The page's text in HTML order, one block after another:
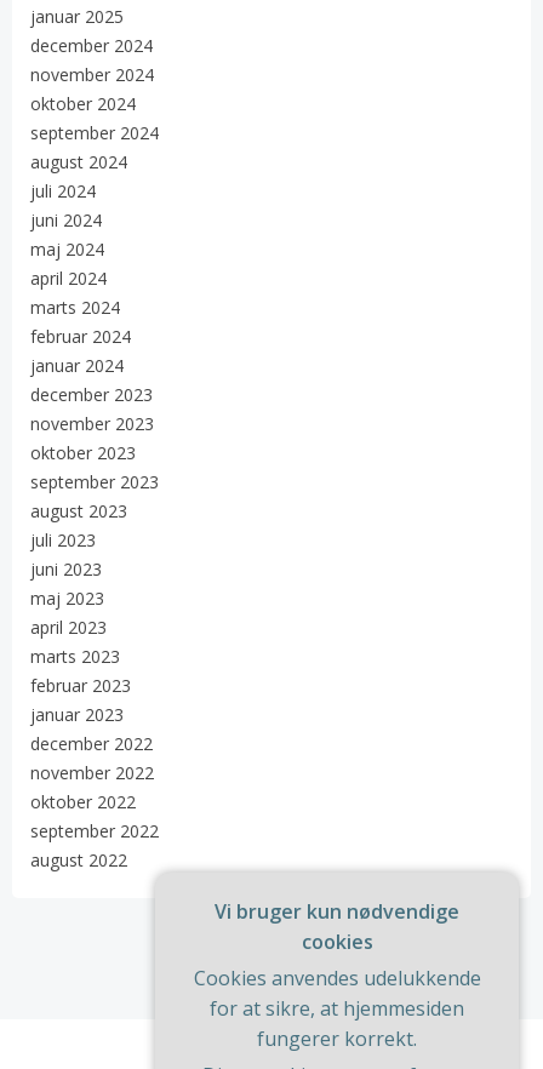
januar 2025
december 2024
november 2024
oktober 2024
september 2024
august 2024
juli 2024
juni 2024
maj 2024
april 2024
marts 2024
februar 2024
januar 2024
december 2023
november 2023
oktober 2023
september 2023
august 2023
juli 2023
juni 2023
maj 2023
april 2023
marts 2023
februar 2023
januar 2023
december 2022
november 2022
oktober 2022
september 2022
august 2022
Vi bruger kun nødvendige
cookies
Cookies anvendes udelukkende
for at sikre, at hjemmesiden
fungerer korrekt.